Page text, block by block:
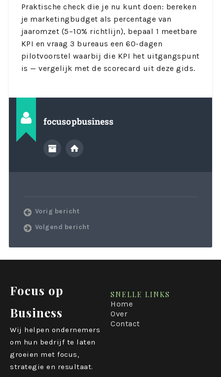
Praktische check die je nu kunt doen: bereken
je marketingbudget als percentage van
jaaromzet (5–10% richtlijn), bepaal 1 meetbare
KPI en vraag 3 bureaus een 60-dagen
pilotvoorstel waarbij die KPI het uitgangspunt
is — vergelijk met de scorecard uit deze gids.
focusopbusiness
Vorig bericht
Volgend bericht
Focus op
Business
Wij helpen ondernemers
om hun bedrijf te laten
groeien met focus,
strategie en resultaat.
SNELLE LINKS
Home
Over
Contact